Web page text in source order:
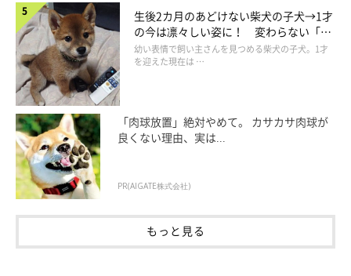
飼い主さん：
「自分から近寄ってきたかと思えば、なでようとすると距離をと
る……まるで猫のような性格で、『触ってほしいの？ それとも
ほっといてほしいの？』とつい問いかけたくなってしまいます。
その気まぐれさに振り回されるのも、飼い主の毎日の楽しみにな
っています」
生後2カ月のあどけない柴犬の子犬→1才
の今は凛々しい姿に！ 変わらない「く
りくりおめめ」にもほっこり
幼い表情で飼い主さんを見つめる柴犬の子犬。1才
を迎えた現在は …
「肉球放置」絶対やめて。 カサカサ肉球が
良くない理由、実は...
PR(AIGATE株式会社)
もっと見る